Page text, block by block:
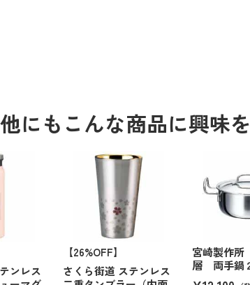
にもこんな商品に興味
ンレス
【26%OFF】
さくら街道 ステンレス
宮崎製作
層 両手鍋